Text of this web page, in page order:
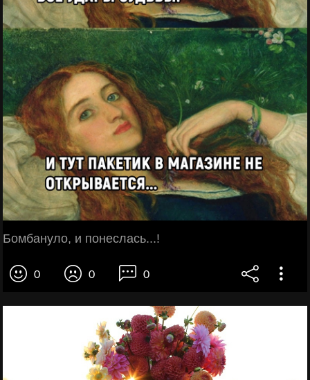
Бомбануло, и понеслась...!
0 0 0